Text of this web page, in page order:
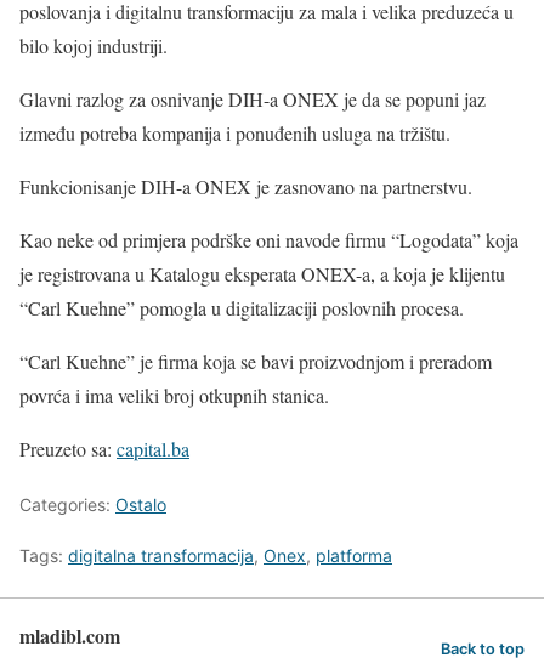
poslovanja i digitalnu transformaciju za mala i velika preduzeća u
bilo kojoj industriji.
Glavni razlog za osnivanje DIH-a ONEX je da se popuni jaz
između potreba kompanija i ponuđenih usluga na tržištu.
Funkcionisanje DIH-a ONEX je zasnovano na partnerstvu.
Kao neke od primjera podrške oni navode firmu “Logodata” koja
je registrovana u Katalogu eksperata ONEX-a, a koja je klijentu
“Carl Kuehne” pomogla u digitalizaciji poslovnih procesa.
“Carl Kuehne” je firma koja se bavi proizvodnjom i preradom
povrća i ima veliki broj otkupnih stanica.
Preuzeto sa: capital.ba
Categories: Ostalo
Tags: digitalna transformacija, Onex, platforma
mladibl.com Back to top